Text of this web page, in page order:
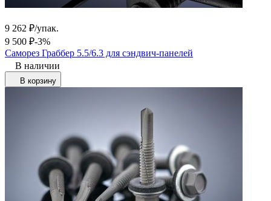
9 262 ₽/упак.
9 500 ₽-3%
Саморез Граббер 5.5/6.3 для сэндвич-панелей
В наличии
В корзину